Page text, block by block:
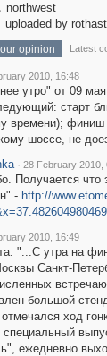
northwest
uploaded by rothast
opinion Latest
2010, 16:48
утро" от 09
старт
времени);
шоссе, не
· 28 February 2010,
Получается
- http://
2010, 16:49
"...С утра на
Санкт-
большой
отмечался ход
специальный
ежедневно